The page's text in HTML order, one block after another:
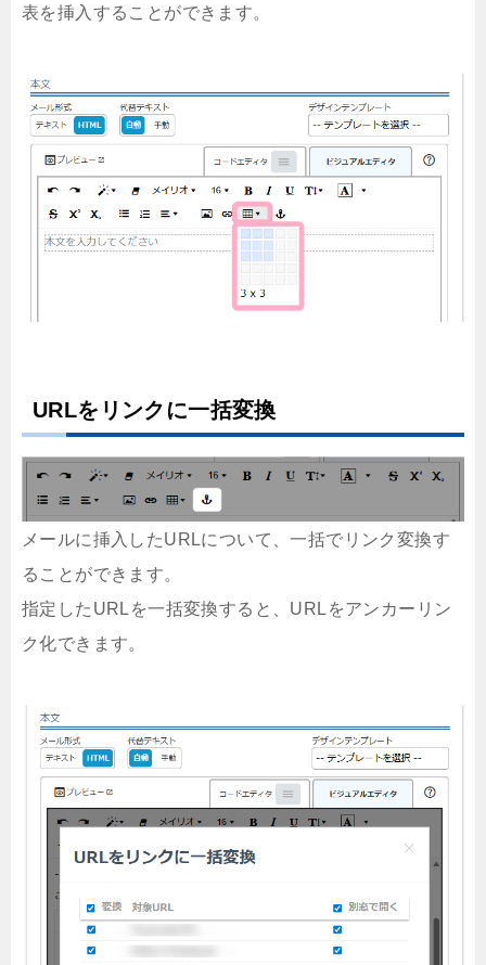
表を挿入することができます。
URLをリンクに一括変換
メールに挿入したURLについて、一括でリンク変換す
ることができます。
指定したURLを一括変換すると、URLをアンカーリン
ク化できます。